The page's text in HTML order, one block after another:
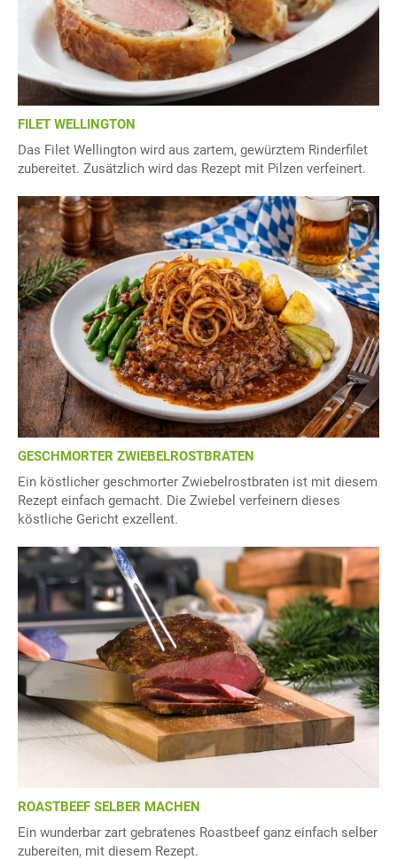
FILET WELLINGTON
Das Filet Wellington wird aus zartem, gewürztem Rinderfilet
zubereitet. Zusätzlich wird das Rezept mit Pilzen verfeinert.
GESCHMORTER ZWIEBELROSTBRATEN
Ein köstlicher geschmorter Zwiebelrostbraten ist mit diesem
Rezept einfach gemacht. Die Zwiebel verfeinern dieses
köstliche Gericht exzellent.
ROASTBEEF SELBER MACHEN
Ein wunderbar zart gebratenes Roastbeef ganz einfach selber
zubereiten, mit diesem Rezept.